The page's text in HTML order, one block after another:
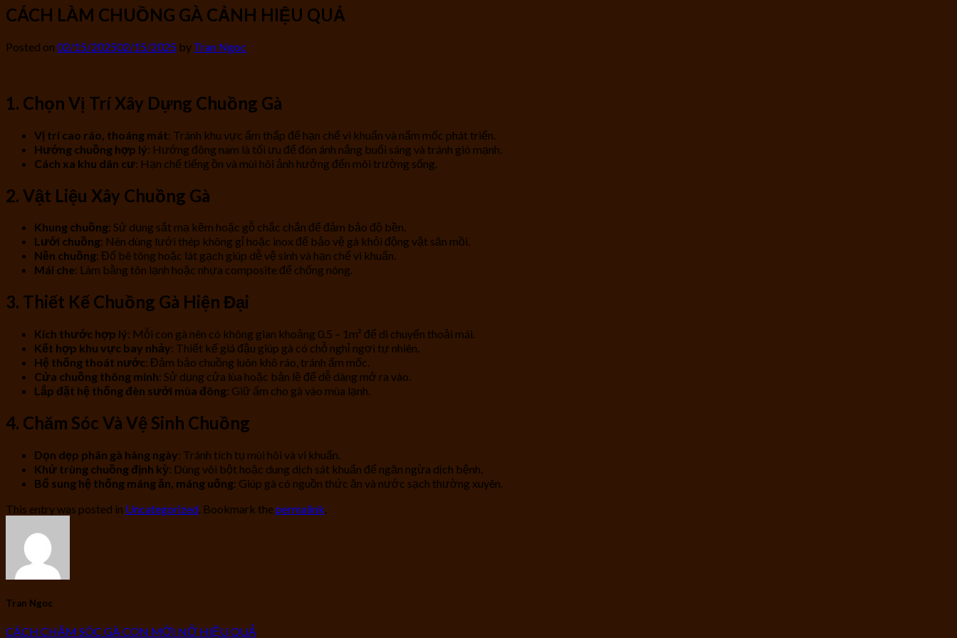
CÁCH LÀM CHUỒNG GÀ CẢNH HIỆU QUẢ
Posted on 02/15/202502/15/2025 by Tran Ngoc
1. Chọn Vị Trí Xây Dựng Chuồng Gà
Vị trí cao ráo, thoáng mát: Tránh khu vực ẩm thấp để hạn chế vi khuẩn và nấm mốc phát triển.
Hướng chuồng hợp lý: Hướng đông nam là tối ưu để đón ánh nắng buổi sáng và tránh gió mạnh.
Cách xa khu dân cư: Hạn chế tiếng ồn và mùi hôi ảnh hưởng đến môi trường sống.
2. Vật Liệu Xây Chuồng Gà
Khung chuồng: Sử dụng sắt mạ kẽm hoặc gỗ chắc chắn để đảm bảo độ bền.
Lưới chuồng: Nên dùng lưới thép không gỉ hoặc inox để bảo vệ gà khỏi động vật săn mồi.
Nền chuồng: Đổ bê tông hoặc lát gạch giúp dễ vệ sinh và hạn chế vi khuẩn.
Mái che: Làm bằng tôn lạnh hoặc nhựa composite để chống nóng.
3. Thiết Kế Chuồng Gà Hiện Đại
Kích thước hợp lý: Mỗi con gà nên có không gian khoảng 0.5 – 1m² để di chuyển thoải mái.
Kết hợp khu vực bay nhảy: Thiết kế giá đậu giúp gà có chỗ nghỉ ngơi tự nhiên.
Hệ thống thoát nước: Đảm bảo chuồng luôn khô ráo, tránh ẩm mốc.
Cửa chuồng thông minh: Sử dụng cửa lùa hoặc bản lề để dễ dàng mở ra vào.
Lắp đặt hệ thống đèn sưởi mùa đông: Giữ ấm cho gà vào mùa lạnh.
4. Chăm Sóc Và Vệ Sinh Chuồng
Dọn dẹp phân gà hàng ngày: Tránh tích tụ mùi hôi và vi khuẩn.
Khử trùng chuồng định kỳ: Dùng vôi bột hoặc dung dịch sát khuẩn để ngăn ngừa dịch bệnh.
Bổ sung hệ thống máng ăn, máng uống: Giúp gà có nguồn thức ăn và nước sạch thường xuyên.
This entry was posted in Uncategorized. Bookmark thepermalink.
Tran Ngoc
CÁCH CHĂM SÓC GÀ CON MỚI NỞ HIỆU QUẢ